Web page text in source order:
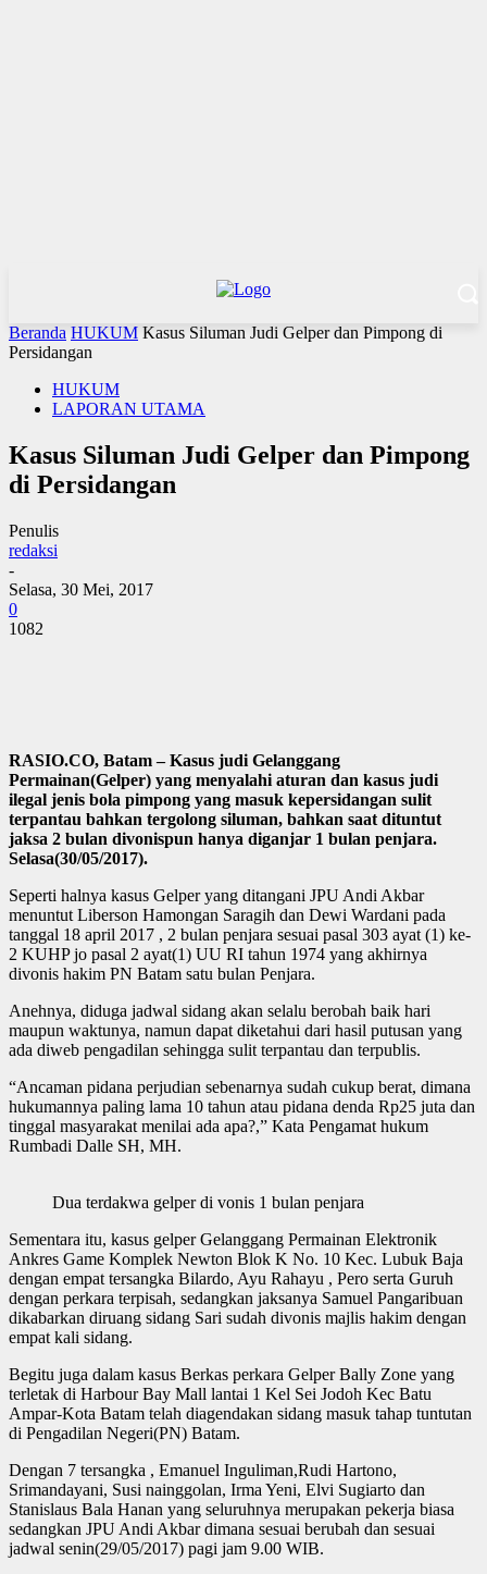
Beranda HUKUM Kasus Siluman Judi Gelper dan Pimpong di
Persidangan
HUKUM
LAPORAN UTAMA
Kasus Siluman Judi Gelper dan Pimpong
di Persidangan
Penulis
redaksi
-
Selasa, 30 Mei, 2017
0
1082
RASIO.CO, Batam – Kasus judi Gelanggang
Permainan(Gelper) yang menyalahi aturan dan kasus judi
ilegal jenis bola pimpong yang masuk kepersidangan sulit
terpantau bahkan tergolong siluman, bahkan saat dituntut
jaksa 2 bulan divonispun hanya diganjar 1 bulan penjara.
Selasa(30/05/2017).
Seperti halnya kasus Gelper yang ditangani JPU Andi Akbar
menuntut Liberson Hamongan Saragih dan Dewi Wardani pada
tanggal 18 april 2017 , 2 bulan penjara sesuai pasal 303 ayat (1) ke-
2 KUHP jo pasal 2 ayat(1) UU RI tahun 1974 yang akhirnya
divonis hakim PN Batam satu bulan Penjara.
Anehnya, diduga jadwal sidang akan selalu berobah baik hari
maupun waktunya, namun dapat diketahui dari hasil putusan yang
ada diweb pengadilan sehingga sulit terpantau dan terpublis.
“Ancaman pidana perjudian sebenarnya sudah cukup berat, dimana
hukumannya paling lama 10 tahun atau pidana denda Rp25 juta dan
tinggal masyarakat menilai ada apa?,” Kata Pengamat hukum
Rumbadi Dalle SH, MH.
Dua terdakwa gelper di vonis 1 bulan penjara
Sementara itu, kasus gelper Gelanggang Permainan Elektronik
Ankres Game Komplek Newton Blok K No. 10 Kec. Lubuk Baja
dengan empat tersangka Bilardo, Ayu Rahayu , Pero serta Guruh
dengan perkara terpisah, sedangkan jaksanya Samuel Pangaribuan
dikabarkan diruang sidang Sari sudah divonis majlis hakim dengan
empat kali sidang.
Begitu juga dalam kasus Berkas perkara Gelper Bally Zone yang
terletak di Harbour Bay Mall lantai 1 Kel Sei Jodoh Kec Batu
Ampar-Kota Batam telah diagendakan sidang masuk tahap tuntutan
di Pengadilan Negeri(PN) Batam.
Dengan 7 tersangka , Emanuel Inguliman,Rudi Hartono,
Srimandayani, Susi nainggolan, Irma Yeni, Elvi Sugiarto dan
Stanislaus Bala Hanan yang seluruhnya merupakan pekerja biasa
sedangkan JPU Andi Akbar dimana sesuai berubah dan sesuai
jadwal senin(29/05/2017) pagi jam 9.00 WIB.